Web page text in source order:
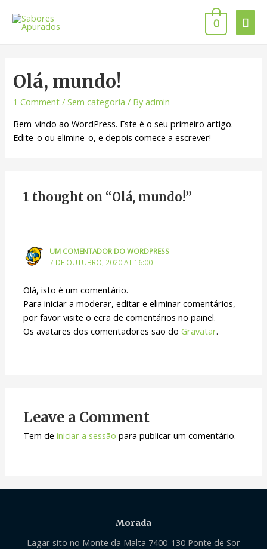
0
Olá, mundo!
1 Comment /Sem categoria / Byadmin
Bem-vindo ao WordPress. Este é o seu primeiro artigo.
Edite-o ou elimine-o, e depois comece a escrever!
1 thought on “Olá, mundo!”
UM COMENTADOR DO WORDPRESS
7 DE OUTUBRO, 2020 AT 16:00
Olá, isto é um comentário.
Para iniciar a moderar, editar e eliminar comentários,
por favor visite o ecrã de comentários no painel.
Os avatares dos comentadores são doGravatar.
Leave a Comment
Tem deiniciar a sessão para publicar um comentário.
Morada
Lagar sito no Monte da Malta 7400-130 Ponte de Sor